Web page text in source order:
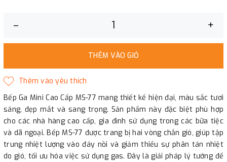
– +
THÊM VÀO GIỎ
Bếp Ga Mini Cao Cấp MS-77 mang thiết kế hiện đại, màu sắc tươi
sáng, đẹp mắt và sang trọng. Sản phẩm này đặc biệt phù hợp
cho các nhà hàng cao cấp, gia đình sử dụng trong các bữa tiệc
và dã ngoại. Bếp MS-77 được trang bị hai vòng chắn gió, giúp tập
trung nhiệt lượng vào đáy nồi và giảm thiểu sự phân tán nhiệt
do gió, tối ưu hóa việc sử dụng gas. Đây là giải pháp lý tưởng để